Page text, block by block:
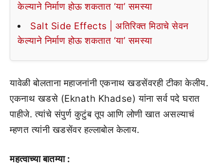
केल्याने निर्माण होऊ शकतात ‘या’ समस्या
Salt Side Effects | अतिरिक्त मिठाचे सेवन
केल्याने निर्माण होऊ शकतात ‘या’ समस्या
यावेळी बोलताना महाजनांनी एकनाथ खडसेंवरही टीका केलीय.
एकनाथ खडसे (Eknath Khadse) यांना सर्व पदे घरात
पाहीजे. त्यांचे संपुर्ण कुटुंब तूप आणि लोणी खात असल्याचं
म्हणत त्यांनी खडसेंवर हल्लाबोल केलाय.
महत्वाच्या बातम्या :